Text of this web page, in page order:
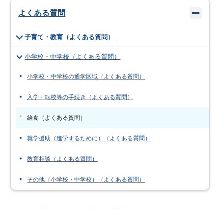
よくある質問
子育て・教育（よくある質問）
小学校・中学校（よくある質問）
小学校・中学校の通学区域（よくある質問）
入学・転校等の手続き（よくある質問）
給食（よくある質問）
就学援助（進学するために）（よくある質問）
教育相談（よくある質問）
その他（小学校・中学校）（よくある質問）